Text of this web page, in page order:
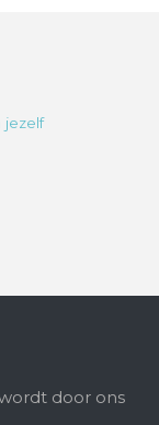
jezelf
door ons